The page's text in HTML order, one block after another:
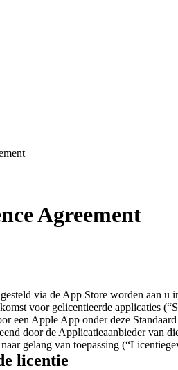
Agreement
via de App Store worden aan
voor gelicentieerde applicaties
een Apple App onder deze
door de Applicatieaanbieder van
gelang van toepassing
licentie